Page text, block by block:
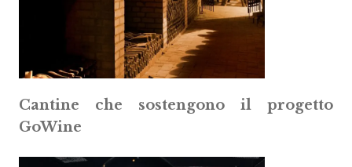
Cantine che sostengono il progetto
GoWine